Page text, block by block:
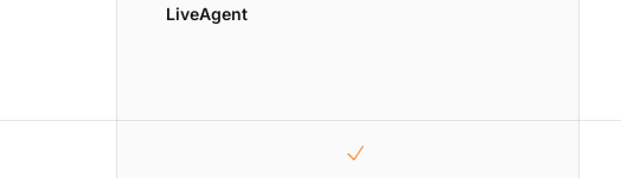
LiveAgent